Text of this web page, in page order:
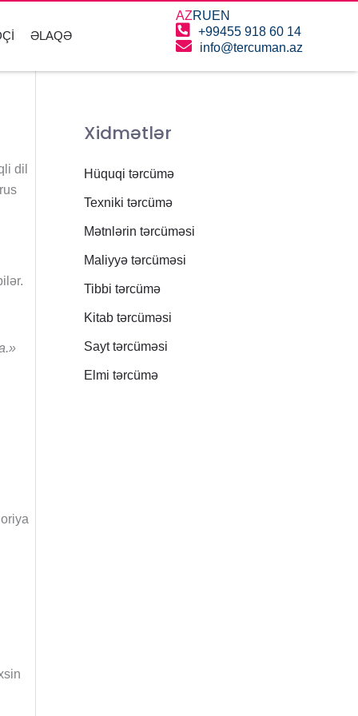
ƏLAQƏ
AZRUEN
+99455 918 60 14
info@tercuman.az
dil
Xidmətlər
Hüquqi tərcümə
Texniki tərcümə
Mətnlərin tərcüməsi
Maliyyə tərcüməsi
Tibbi tərcümə
Kitab tərcüməsi
Sayt tərcüməsi
Elmi tərcümə